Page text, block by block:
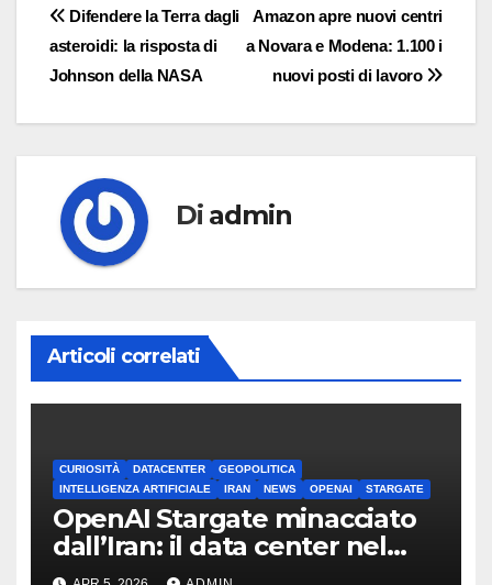
Navigazione
articoli
Amazon apre nuovi centri
a Novara e Modena: 1.100 i
nuovi posti di lavoro
Difendere la Terra dagli
asteroidi: la risposta di
Johnson della NASA
Di admin
Articoli correlati
CURIOSITÀ DATACENTER
GEOPOLITICA
INTELLIGENZA ARTIFICIALE
IRAN NEWS OPENAI STARGATE
OpenAI Stargate minacciato
dall’Iran: il data center nel
mirino